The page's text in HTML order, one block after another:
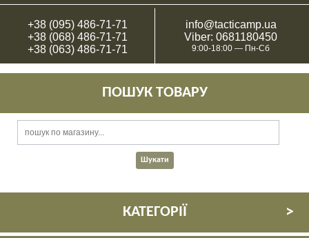
+38 (095) 486-71-71
+38 (068) 486-71-71
+38 (063) 486-71-71
info@tacticamp.ua
Viber: 0681180450
9:00-18:00 — Пн-Сб
ПОШУК ТОВАРУ
КАТЕГОРІЇ